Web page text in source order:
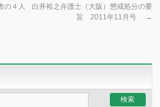
の４人
白井裕之弁護士（大阪）懲戒処分の要
旨 2011年11月号
→